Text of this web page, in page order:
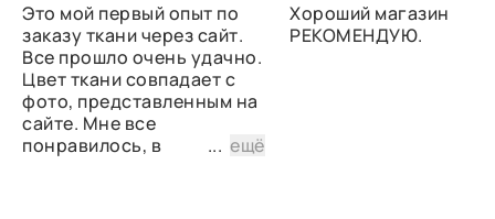
Это мой первый опыт по
заказу ткани через сайт.
Все прошло очень удачно.
Цвет ткани совпадает с
фото, представленным на
сайте. Мне все
понравилось, в
...ещё
Хороший магазин
РЕКОМЕНДУЮ.